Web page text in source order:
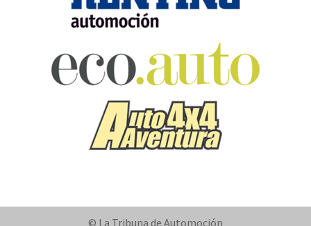
© La Tribuna de Automoción